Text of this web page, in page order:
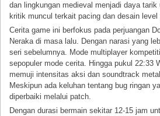
dan lingkungan medieval menjadi daya
kritik muncul terkait pacing dan desain
Cerita game ini berfokus pada perjuangan
Neraka di masa lalu. Dengan narasi yang
seri sebelumnya. Mode multiplayer
sepopuler mode cerita. Hingga pukul 22:33
memuji intensitas aksi dan soundtrack
Meskipun ada keluhan tentang bug ringan
diperbaiki melalui patch.
Dengan durasi bermain sekitar 12-15 jam